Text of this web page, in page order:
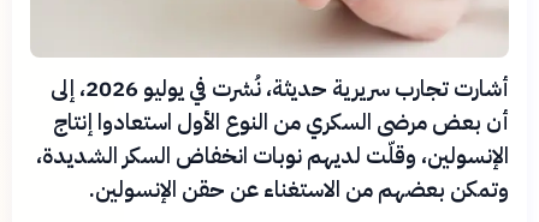
أشارت تجارب سريرية حديثة، نُشرت في يوليو 2026، إلى
أن بعض مرضى السكري من النوع الأول استعادوا إنتاج
الإنسولين، وقلّت لديهم نوبات انخفاض السكر الشديدة،
وتمكن بعضهم من الاستغناء عن حقن الإنسولين.